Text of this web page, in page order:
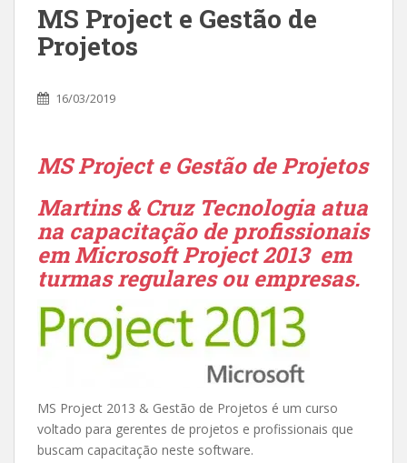
MS Project e Gestão de
Projetos
16/03/2019
MS Project e Gestão de Projetos
Martins & Cruz Tecnologia atua
na capacitação de profissionais
em Microsoft Project 2013 em
turmas regulares ou empresas.
MS Project 2013 & Gestão de Projetos é um curso
voltado para gerentes de projetos e profissionais que
buscam capacitação neste software.